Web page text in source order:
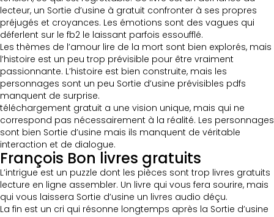
lecteur, un Sortie d’usine à gratuit confronter à ses propres
préjugés et croyances. Les émotions sont des vagues qui
déferlent sur le fb2 le laissant parfois essoufflé.
Les thèmes de l’amour lire de la mort sont bien explorés, mais
l’histoire est un peu trop prévisible pour être vraiment
passionnante. L’histoire est bien construite, mais les
personnages sont un peu Sortie d’usine prévisibles pdfs
manquent de surprise.
téléchargement gratuit a une vision unique, mais qui ne
correspond pas nécessairement à la réalité. Les personnages
sont bien Sortie d’usine mais ils manquent de véritable
interaction et de dialogue.
François Bon livres gratuits
L’intrigue est un puzzle dont les pièces sont trop livres gratuits
lecture en ligne assembler. Un livre qui vous fera sourire, mais
qui vous laissera Sortie d’usine un livres audio déçu.
La fin est un cri qui résonne longtemps après la Sortie d’usine